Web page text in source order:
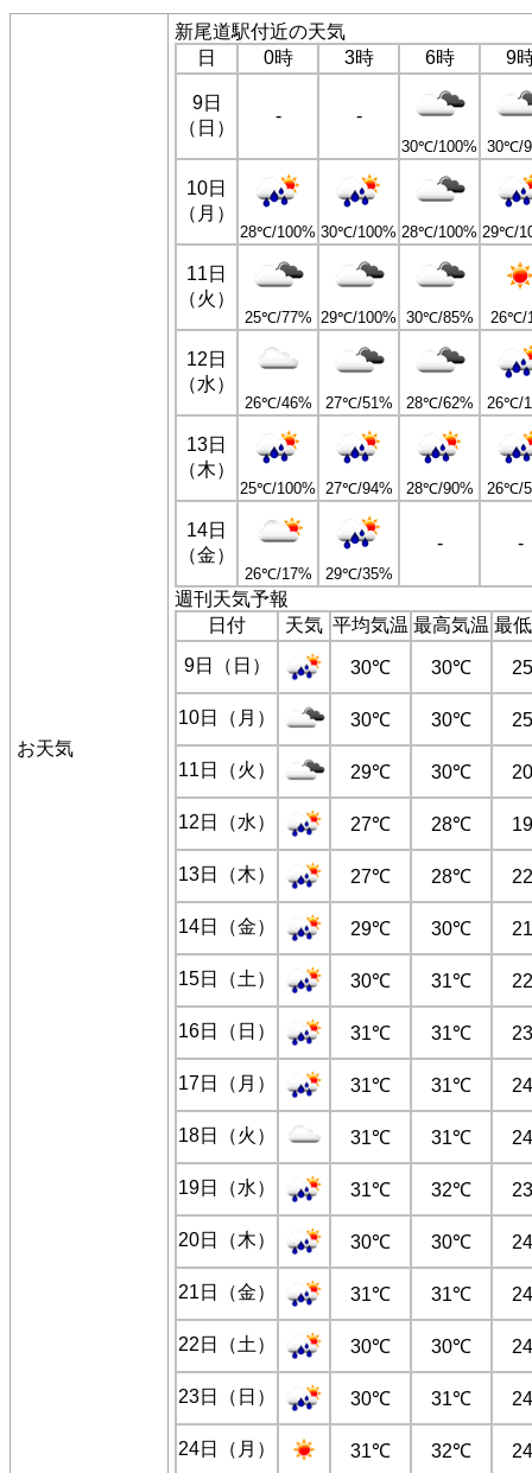
お天気
新尾道駅付近の天気
日
0時 3時 6時 9
9日
（日）
- -
30℃/100% 30℃/
10日
（月）
28℃/100% 30℃/100% 28℃/100% 29℃/
11日
（火）
25℃/77% 29℃/100% 30℃/85% 26℃/
12日
（水）
26℃/46% 27℃/51% 28℃/62% 26℃/
13日
（木）
25℃/100% 27℃/94% 28℃/90% 26℃/
14日
（金）
26℃/17% 29℃/35%
- -
週刊天気予報
日付
天気 平均気温 最高気温 最
9日（日）
30℃ 30℃
10日（月） 30℃ 30℃
11日（火） 29℃ 30℃
12日（水） 27℃ 28℃
13日（木） 27℃ 28℃
14日（金） 29℃ 30℃
15日（土） 30℃ 31℃
16日（日） 31℃ 31℃
17日（月） 31℃ 31℃
18日（火） 31℃ 31℃
19日（水） 31℃ 32℃
20日（木） 30℃ 30℃
21日（金） 31℃ 31℃
22日（土） 30℃ 30℃
23日（日） 30℃ 31℃
24日（月） 31℃ 32℃